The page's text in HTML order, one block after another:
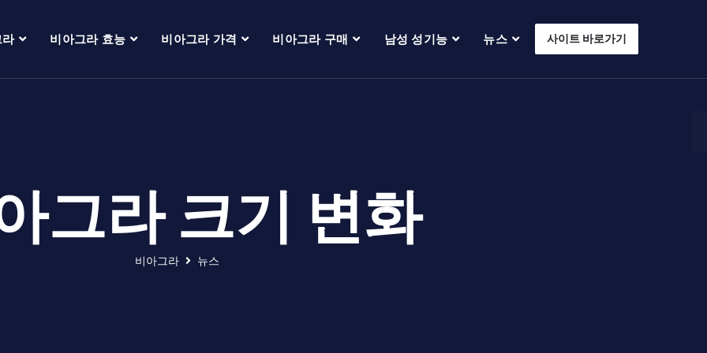
비아그라 효능 비아그라 가격 비아그라 구매 남성 성기능 뉴스 사이트 바로가기
그라 크기 변화
비아그라 뉴스